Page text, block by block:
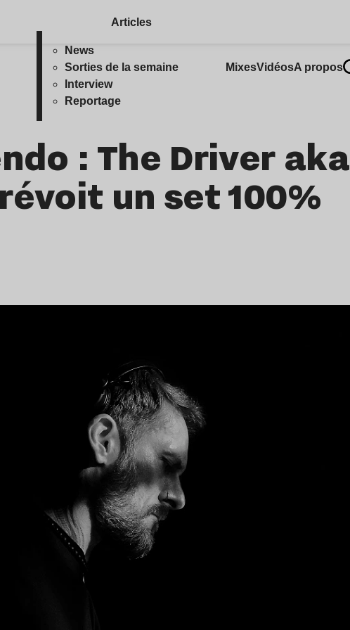
Articles
News
Sorties de la semaine
Interview
Reportage
MixesVidéosA propos
: The Driver aka
un set 100%